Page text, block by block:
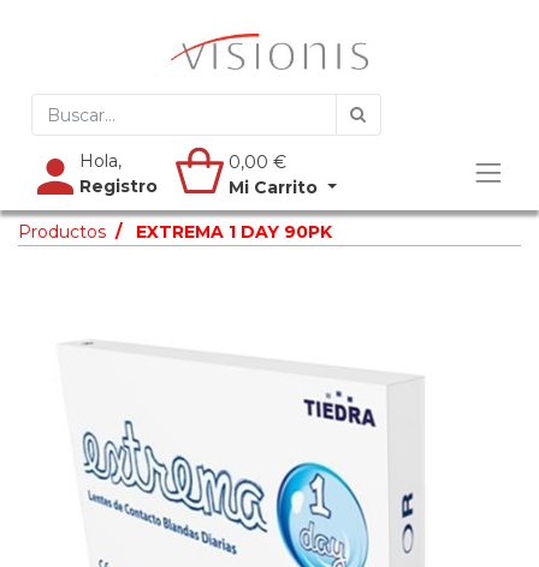
Hola,
Registro
0,00 €
Mi Carrito
Productos EXTREMA 1 DAY 90PK